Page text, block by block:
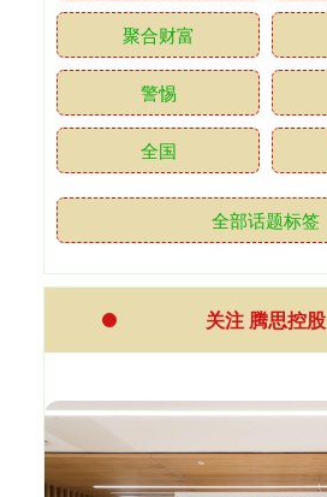
聚合财富
警惕
全国
全部话题标签
关注 腾思控股